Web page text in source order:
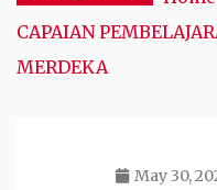
CAPAIAN
MERDEKA
May 30,